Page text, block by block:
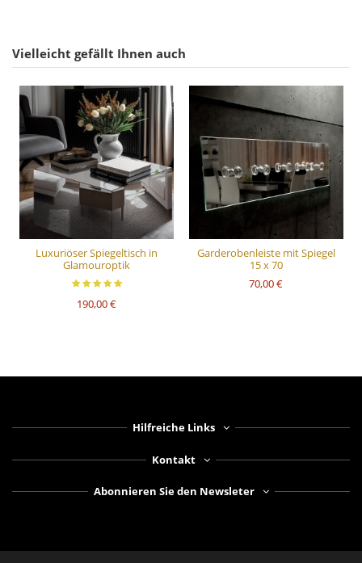
Vielleicht gefällt Ihnen auch
Luxuriöser Spiegeltisch in
Glamouroptik
190,00 €
Garderobenleiste mit Spiegel
15 x 70
70,00 €
Hilfreiche Links
Kontakt
Abonnieren Sie den Newsleter